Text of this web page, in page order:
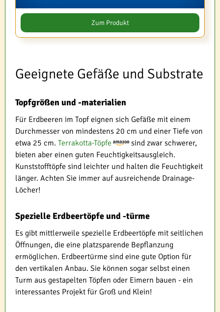
Zum Produkt
Geeignete Gefäße und Substrate
Topfgrößen und -materialien
Für Erdbeeren im Topf eignen sich Gefäße mit einem
Durchmesser von mindestens 20 cm und einer Tiefe von
etwa 25 cm. Terrakotta-Töpfe
sind zwar schwerer,
bieten aber einen guten Feuchtigkeitsausgleich.
Kunststofftöpfe sind leichter und halten die Feuchtigkeit
länger. Achten Sie immer auf ausreichende Drainage-
Löcher!
Spezielle Erdbeertöpfe und -türme
Es gibt mittlerweile spezielle Erdbeertöpfe mit seitlichen
Öffnungen, die eine platzsparende Bepflanzung
ermöglichen. Erdbeertürme sind eine gute Option für
den vertikalen Anbau. Sie können sogar selbst einen
Turm aus gestapelten Töpfen oder Eimern bauen - ein
interessantes Projekt für Groß und Klein!